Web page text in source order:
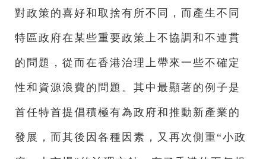
對政策的喜好和取捨有所不同，而產生不同
特區政府在某些重要政策上不協調和不連貫
的問題，從而在香港治理上帶來一些不確定
性和資源浪費的問題。其中最顯著的例子是
首任特首提倡積極有為政府和推動新產業的
發展，而其後因各種因素，又再次側重“小政